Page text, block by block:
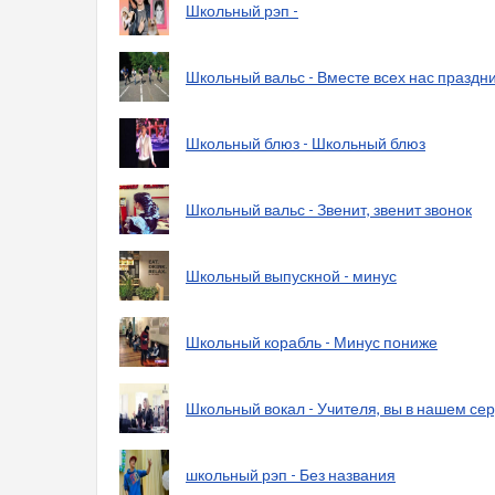
Школьный рэп -
Школьный вальс - Вместе всех нас
Школьный блюз - Школьный блюз
Школьный вальс - Звенит, звенит звонок
Школьный выпускной - минус
Школьный корабль - Минус пониже
Школьный вокал - Учителя, вы в нашем
школьный рэп - Без названия